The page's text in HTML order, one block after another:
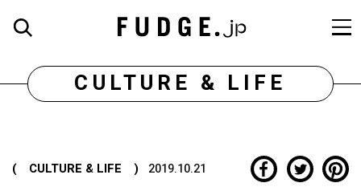
CULTURE & LIFE
( CULTURE & LIFE ) 2019.10.21